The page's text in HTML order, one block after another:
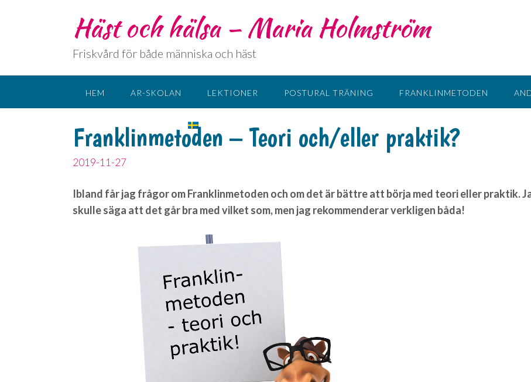
Häst och hälsa – Maria Holmström
Friskvård för både människa och häst
HEM AR-SKOLAN LEKTIONER POSTURAL TRÄNING FRANKLINMETODEN
KONTAKT
Franklinmetoden – Teori och/eller praktik?
2019-11-27
Ibland får jag frågor om Franklinmetoden och om det är bättre att börja med teori eller praktik.
skulle säga att det går bra med vilket som, men jag rekommenderar verkligen båda!